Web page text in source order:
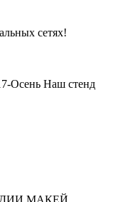
сетях!
Осень Наш стенд
МАКЕЙ